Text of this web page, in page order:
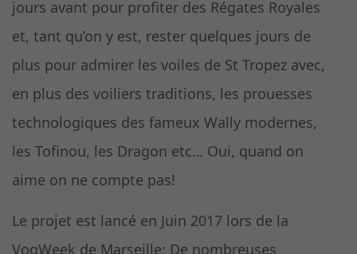
jours avant pour profiter des Régates Royales
et, tant qu’on y est, rester quelques jours de
plus pour admirer les voiles de St Tropez avec,
en plus des voiliers traditions, les prouesses
technologiques des fameux Wally modernes,
les Tofinou, les Dragon etc… Oui, quand on
aime on ne compte pas!
Le projet est lancé en Juin 2017 lors de la
VogWeek de Marseille: De nombreuses